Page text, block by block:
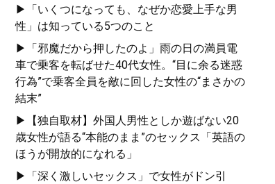
▶「いくつになっても、なぜか恋愛上手な男
性」は知っている5つのこと
▶「邪魔だから押したのよ」雨の日の満員電
車で乗客を転ばせた40代女性。“目に余る迷惑
行為”で乗客全員を敵に回した女性の“まさかの
結末”
▶【独自取材】外国人男性としか遊ばない20
歳女性が語る“本能のまま”のセックス「英語の
ほうが開放的になれる」
▶「深く激しいセックス」で女性がドン引